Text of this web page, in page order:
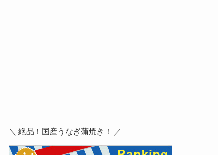
＼ 絶品！国産うなぎ蒲焼き！ ／